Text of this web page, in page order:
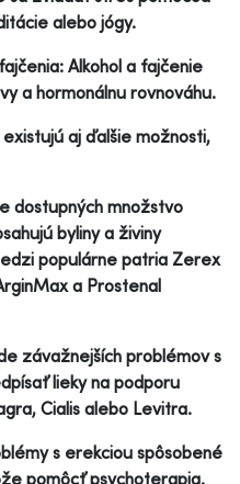
alebo jógy.
Alkohol a fajčenie
a hormonálnu rovnováhu.
aj ďalšie možnosti,
dostupných množstvo
byliny a živiny
populárne patria Zerex
a Prostenal
závažnejších problémov s
lieky na podporu
Cialis alebo Levitra.
s erekciou spôsobené
pomôcť psychoterapia.